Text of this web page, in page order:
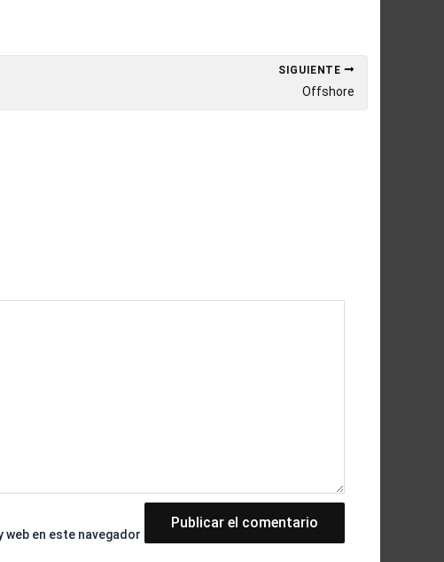
SIGUIENTE
Offshore
en este navegador